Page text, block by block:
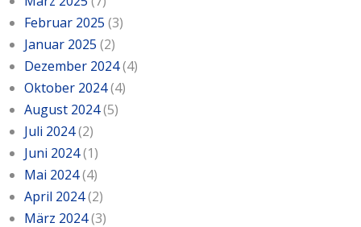
Februar 2025 (3)
Januar 2025 (2)
Dezember 2024(4)
Oktober 2024(4)
August 2024(5)
Juli 2024(2)
Juni 2024(1)
Mai 2024(4)
April 2024(2)
März 2024(3)